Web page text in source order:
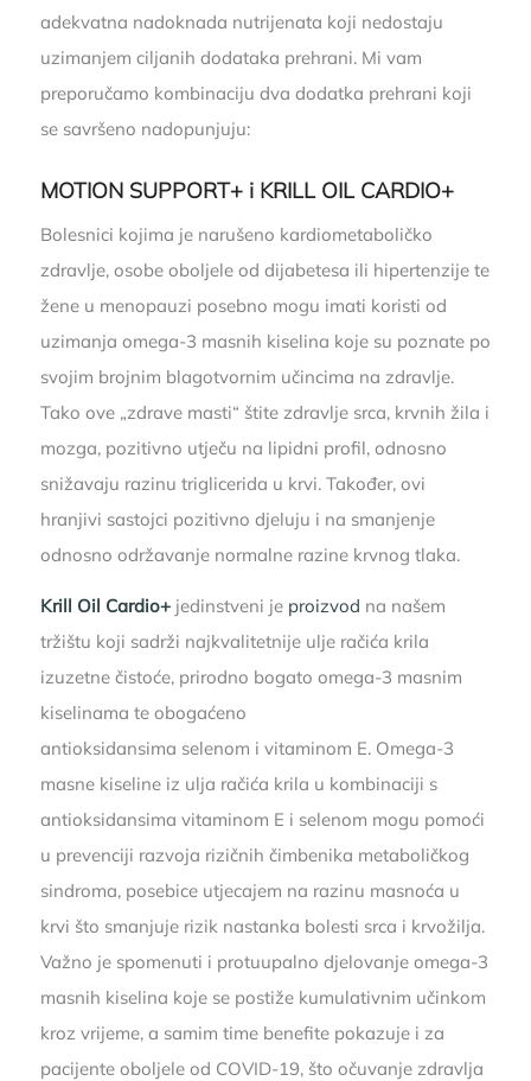
adekvatna nadoknada nutrijenata koji nedostaju
uzimanjem ciljanih dodataka prehrani. Mi vam
preporučamo kombinaciju dva dodatka prehrani koji
se savršeno nadopunjuju:
MOTION SUPPORT+ i KRILL OIL CARDIO+
Bolesnici kojima je narušeno kardiometaboličko
zdravlje, osobe oboljele od dijabetesa ili hipertenzije te
žene u menopauzi posebno mogu imati koristi od
uzimanja omega-3 masnih kiselina koje su poznate po
svojim brojnim blagotvornim učincima na zdravlje.
Tako ove „zdrave masti“ štite zdravlje srca, krvnih žila i
mozga, pozitivno utječu na lipidni profil, odnosno
snižavaju razinu triglicerida u krvi. Također, ovi
hranjivi sastojci pozitivno djeluju i na smanjenje
odnosno održavanje normalne razine krvnog tlaka.
Krill Oil Cardio+jedinstveni jeproizvod na našem
tržištu koji sadrži najkvalitetnije ulje račića krila
izuzetne čistoće, prirodno bogato omega-3 masnim
kiselinama te obogaćeno
antioksidansima selenom i vitaminom E. Omega-3
masne kiseline iz ulja račića krila u kombinaciji s
antioksidansima vitaminom E i selenom mogu pomoći
u prevenciji razvoja rizičnih čimbenika metaboličkog
sindroma, posebice utjecajem na razinu masnoća u
krvi što smanjuje rizik nastanka bolesti srca i krvožilja.
Važno je spomenuti i protuupalno djelovanje omega-3
masnih kiselina koje se postiže kumulativnim učinkom
kroz vrijeme, a samim time benefite pokazuje i za
pacijente oboljele od COVID-19, što očuvanje zdravlja